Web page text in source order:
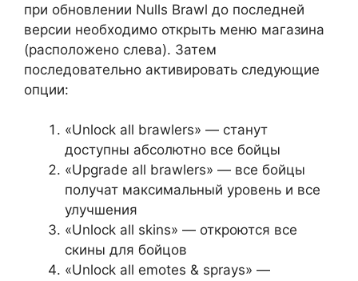
при обновлении Nulls Brawl до последней
версии необходимо открыть меню магазина
(расположено слева). Затем
последовательно активировать следующие
опции:
«Unlock all brawlers» — станут
доступны абсолютно все бойцы
«Upgrade all brawlers» — все бойцы
получат максимальный уровень и все
улучшения
«Unlock all skins» — откроются все
скины для бойцов
«Unlock all emotes & sprays» —